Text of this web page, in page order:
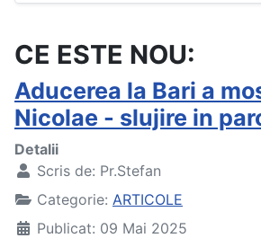
CE ESTE NOU:
Aducerea la Bari a
Nicolae - slujire in
Detalii
Scris de: Pr.Stefan
Categorie: ARTICOLE
Publicat: 09 Mai 2025